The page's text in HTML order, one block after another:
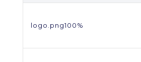
logo.png100%